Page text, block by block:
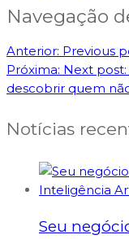
Navegação
Anterior: Previous
Próxima: Next post:
descobrir quem
Notícias
Seu